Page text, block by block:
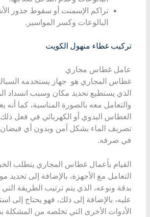
تراكم الإسمنت أو سقوط جذور
البالوعات وكسر المواسير.
تركيب غطاء منهول الكويت
عامل غطاس مجاري
غطاس المجاري هو جهاز يستخدمه
الذي يستطيع تحديد مكان وسبب انسداد
والتعامل معه بالصورة المناسبة، كما أنه
الغطاس اليدوي أو الكهربائي في فعل
تصريف الماء بشكل آمن وبدون أي فيضان
في صرفه.
القيام بأعمال غطاس المجاري يتطلب
التعامل مع الأجهزة، بالإضافة إلى تحديد
بدقة ونوعه، الذي يتم ترتيب الطريقة التي
عليه، بالإضافة إلى ذلك، فهو يحتاج إلى
الأدوات الأخرى التي تخلصه من المشكلة